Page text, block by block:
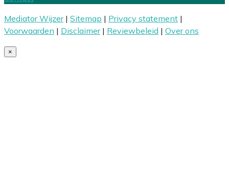
Mediator Wijzer| Sitemap | Privacy statement |
Voorwaarden | Disclaimer| Reviewbeleid | Over ons
×